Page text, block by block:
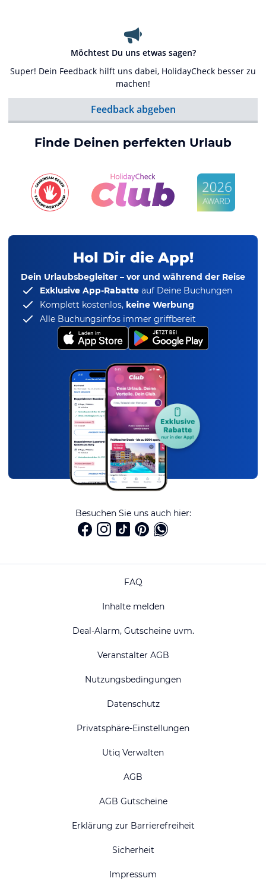
Möchtest Du uns etwas sagen?
Super! Dein Feedback hilft uns dabei, HolidayCheck besser zu
machen!
Feedback abgeben
Finde Deinen perfekten Urlaub
Hol Dir die App!
Dein Urlaubsbegleiter – vor und während der Reise
Exklusive App-Rabatte auf Deine Buchungen
Komplett kostenlos, keine Werbung
Alle Buchungsinfos immer griffbereit
Besuchen Sie uns auch hier:
FAQ
Inhalte melden
Deal-Alarm, Gutscheine uvm.
Veranstalter AGB
Nutzungsbedingungen
Datenschutz
Privatsphäre-Einstellungen
Utiq Verwalten
AGB
AGB Gutscheine
Erklärung zur Barrierefreiheit
Sicherheit
Impressum